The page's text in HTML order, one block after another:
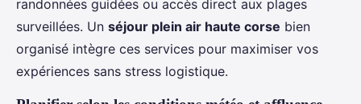
randonnées guidées ou accès direct aux plages
surveillées. Un séjour plein air haute corse bien
organisé intègre ces services pour maximiser vos
expériences sans stress logistique.